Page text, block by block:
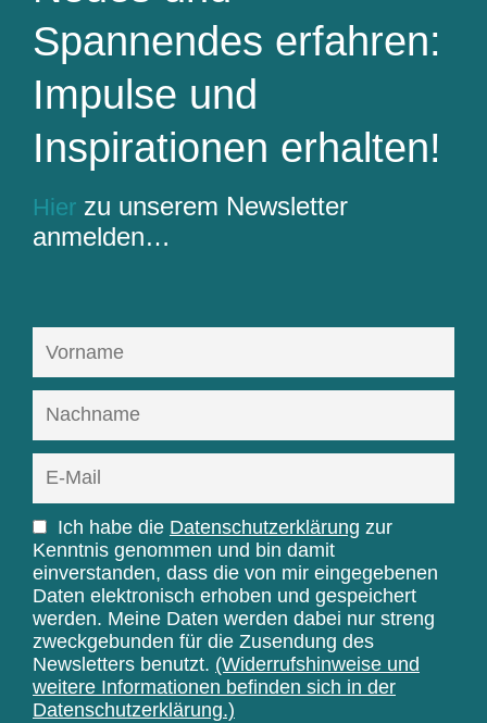
Spannendes erfahren:
Impulse und
Inspirationen erhalten!
Hier zu unserem Newsletter
anmelden…
Ich habe die Datenschutzerklärung zur
Kenntnis genommen und bin damit
einverstanden, dass die von mir eingegebenen
Daten elektronisch erhoben und gespeichert
werden. Meine Daten werden dabei nur streng
zweckgebunden für die Zusendung des
Newsletters benutzt. (Widerrufshinweise und
weitere Informationen befinden sich in der
Datenschutzerklärung.)